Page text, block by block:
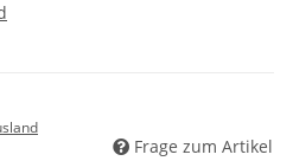
Frage zum Artikel